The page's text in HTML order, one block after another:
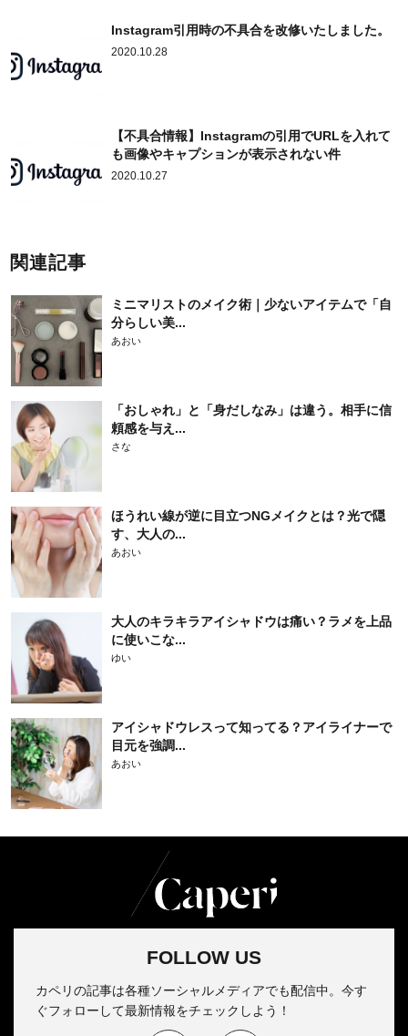
Instagram引用時の不具合を改修いたしました。
2020.10.28
【不具合情報】Instagramの引用でURLを入れて
も画像やキャプションが表示されない件
2020.10.27
関連記事
ミニマリストのメイク術｜少ないアイテムで「自
分らしい美...
あおい
「おしゃれ」と「身だしなみ」は違う。相手に信
頼感を与え...
さな
ほうれい線が逆に目立つNGメイクとは？光で隠
す、大人の...
あおい
大人のキラキラアイシャドウは痛い？ラメを上品
に使いこな...
ゆい
アイシャドウレスって知ってる？アイライナーで
目元を強調...
あおい
FOLLOW US
カペリの記事は各種ソーシャルメディアでも配信中。今す
ぐフォローして最新情報をチェックしよう！